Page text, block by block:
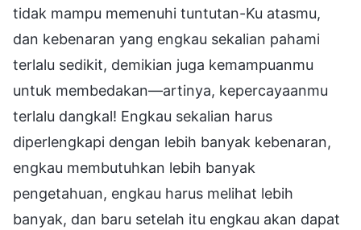
tidak mampu memenuhi tuntutan-Ku atasmu,
dan kebenaran yang engkau sekalian pahami
terlalu sedikit, demikian juga kemampuanmu
untuk membedakan—artinya, kepercayaanmu
terlalu dangkal! Engkau sekalian harus
diperlengkapi dengan lebih banyak kebenaran,
engkau membutuhkan lebih banyak
pengetahuan, engkau harus melihat lebih
banyak, dan baru setelah itu engkau akan dapat